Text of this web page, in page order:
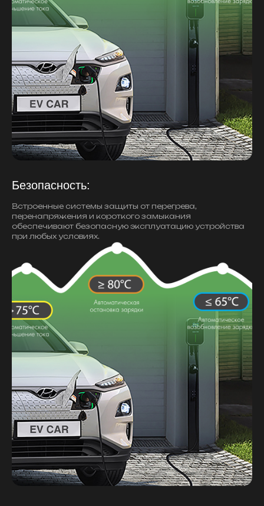
Безопасность:
Встроенные системы защиты от перегрева,
перенапряжения и короткого замыкания
обеспечивают безопасную эксплуатацию устройства
при любых условиях.